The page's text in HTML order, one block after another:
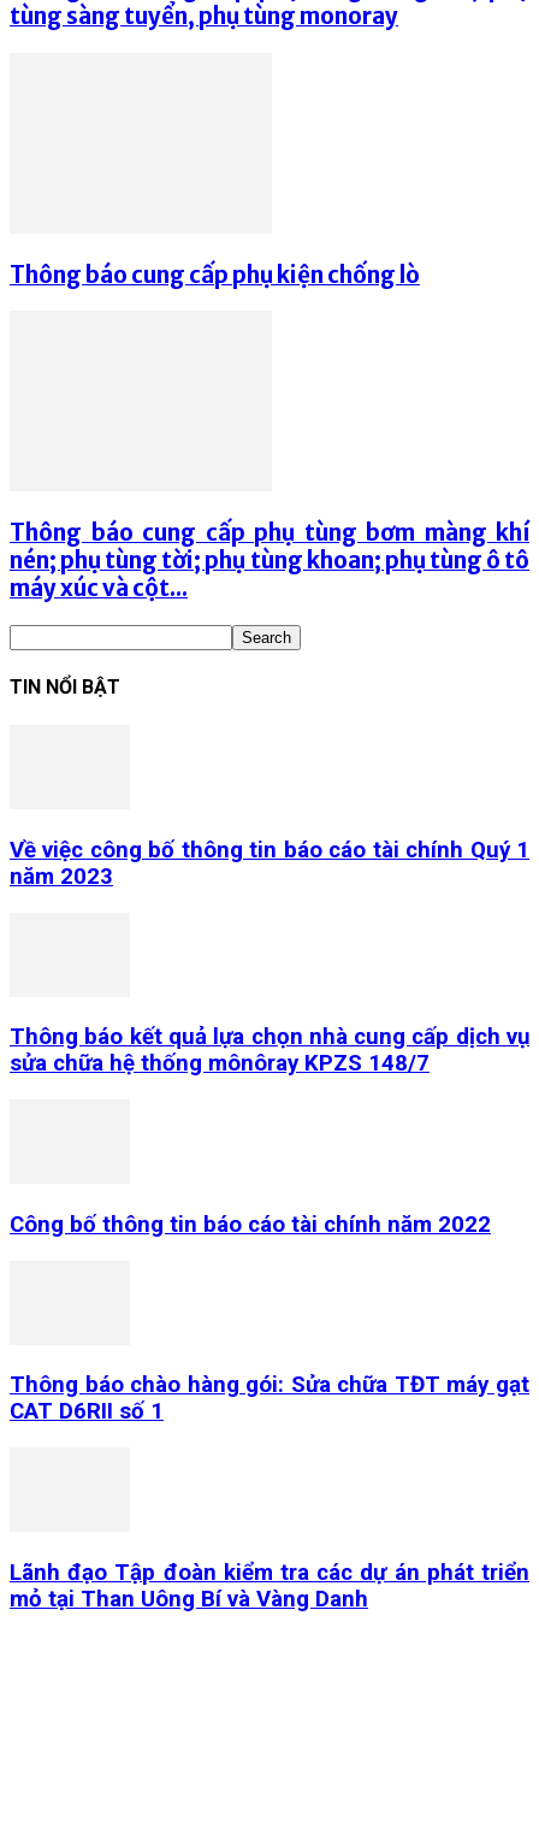
tùng sàng tuyển, phụ tùng monoray
Thông báo cung cấp phụ kiện chống lò
Thông báo cung cấp phụ tùng bơm màng khí
nén; phụ tùng tời; phụ tùng khoan; phụ tùng ô tô
máy xúc và cột...
TIN NỔI BẬT
Về việc công bố thông tin báo cáo tài chính Quý 1
năm 2023
Thông báo kết quả lựa chọn nhà cung cấp dịch vụ
sửa chữa hệ thống mônôray KPZS 148/7
Công bố thông tin báo cáo tài chính năm 2022
Thông báo chào hàng gói: Sửa chữa TĐT máy gạt
CAT D6RII số 1
Lãnh đạo Tập đoàn kiểm tra các dự án phát triển
mỏ tại Than Uông Bí và Vàng Danh